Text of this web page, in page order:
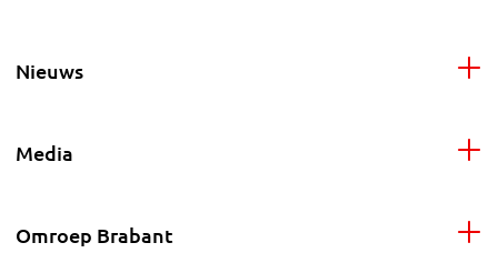
Nieuws
Media
Omroep Brabant